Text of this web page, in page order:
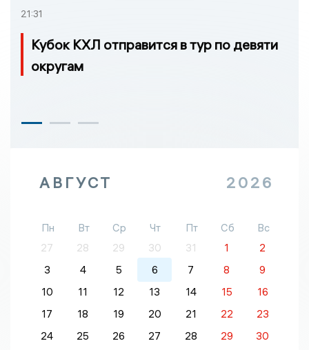
21:31
Кубок КХЛ отправится в тур по девяти
округам
АВГУСТ 2026
Пн Вт Ср Чт Пт Сб
Вс
27
28 29 30 31 1
2
3
4 5 6 7 8
9
10
11 12 13 14 15
16
17
18 19 20 21 22
23
24
25 26 27 28 29
30